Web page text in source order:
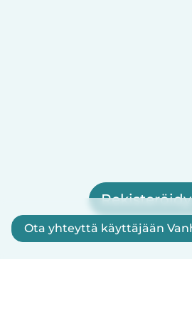
Babysits on ilmainen
Ota yhteyttä käyttäjään